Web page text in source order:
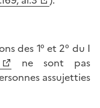
des 1° et 2° du I
ne sont pas
assujetties